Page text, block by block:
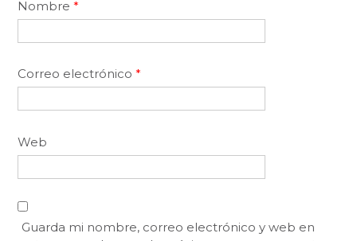
Nombre *
Correo electrónico *
Web
Guarda mi nombre, correo electrónico y web en